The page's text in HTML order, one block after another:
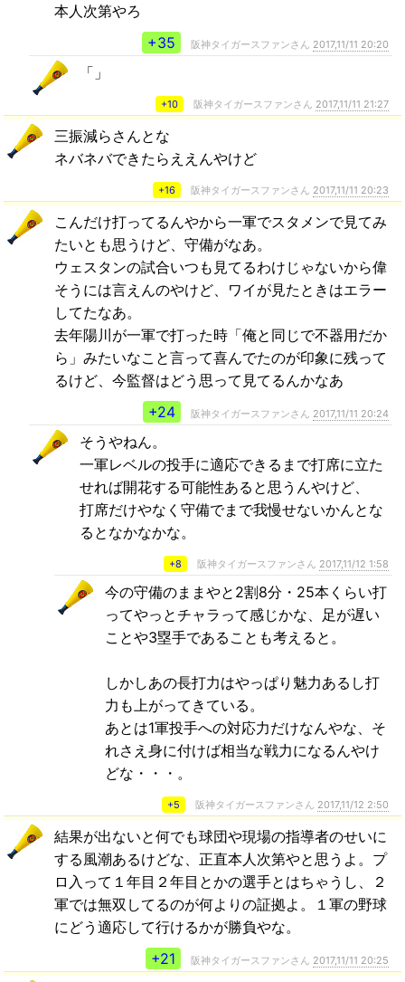
本人次第やろ
+35
阪神タイガースファンさん 2017,11/11 20:20
「」
+10 阪神タイガースファンさん 2017,11/11 21:27
三振減らさんとな
ネバネバできたらええんやけど
+16 阪神タイガースファンさん 2017,11/11 20:23
こんだけ打ってるんやから一軍でスタメンで見てみ
たいとも思うけど、守備がなあ。
ウェスタンの試合いつも見てるわけじゃないから偉
そうには言えんのやけど、ワイが見たときはエラー
してたなあ。
去年陽川が一軍で打った時「俺と同じで不器用だか
ら」みたいなこと言って喜んでたのが印象に残って
るけど、今監督はどう思って見てるんかなあ
+24
阪神タイガースファンさん 2017,11/11 20:24
そうやねん。
一軍レベルの投手に適応できるまで打席に立た
せれば開花する可能性あると思うんやけど、
打席だけやなく守備でまで我慢せないかんとな
るとなかなかな。
+8 阪神タイガースファンさん 2017,11/12 1:58
今の守備のままやと2割8分・25本くらい打
ってやっとチャラって感じかな、足が遅い
ことや3塁手であることも考えると。
しかしあの長打力はやっぱり魅力あるし打
力も上がってきている。
あとは1軍投手への対応力だけなんやな、そ
れさえ身に付けば相当な戦力になるんやけ
どな・・・。
+5 阪神タイガースファンさん 2017,11/12 2:50
結果が出ないと何でも球団や現場の指導者のせいに
する風潮あるけどな、正直本人次第やと思うよ。プ
ロ入って１年目２年目とかの選手とはちゃうし、２
軍では無双してるのが何よりの証拠よ。１軍の野球
にどう適応して行けるかが勝負やな。
+21
阪神タイガースファンさん 2017,11/11 20:25